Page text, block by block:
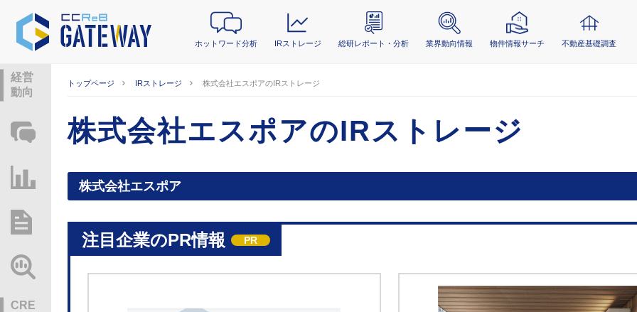
ホットワード分析 IRストレージ 総研レポート・分析 業界動向情報 物件情報サーチ 不動産基礎調査
経営
動向
ホットワード分析
IRストレージ
総研レポート・分析
CRE
トップページ IRストレージ 株式会社エスポアのIRストレージ
株式会社エスポアのIRストレージ
株式会社エスポア
注目企業のPR情報 PR